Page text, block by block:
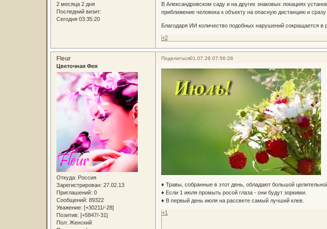
2 месяца 2 дня
Последний визит:
Сегодня 03:35:20
В Александровском саду и на других знаковых локациях
приближение человека к объекту на опасную дистанцию и
Благодаря ИИ количество подобных нарушений сокращается в
+2
Поделиться01.07.26 07:56:28
Fleur
Цветочная Фея
Откуда: Россия
Зарегистрирован: 27.02.13
Приглашений: 0
Сообщений: 89322
Уважение: [+30211/-28]
Позитив: [+5847/-31]
Пол: Женский
♦ Травы, собранные в этот день, обладают большой
♦ Если 1 июля промыть росой глаза - они будут зоркими.
♦ В первый день июля на рассвете самый лучший клев.
+1